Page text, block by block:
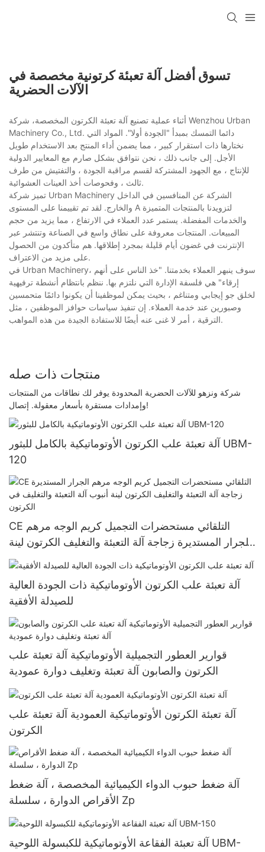
تسوق أفضل آلة تعبئة كرتونية مخصصة في
الآلات الحضرية
أثناء عملية تصنيع آلة تعبئة الكرتون المخصصة، شركة Wenzhou Urban
Machinery Co., Ltd. دائما التمسك بمبدأ "الجودة أولا". المواد التي
نختارها ذات استقرار كبير ، مما يضمن أداء المنتج بعد الاستخدام طويل
الأجل. إلى جانب ذلك ، نحن نتوافق بشكل صارم مع المعايير الدولية
للإنتاج ، مع الجهود المشتركة لقسم مراقبة الجودة ، والتفتيش من طرف
ثالث ، وفحوصات أخذ العينات العشوائية.
تميز شركة Urban Machinery الشركة عن المنافسين في الداخل
والخارج. لقد تم تقييمنا على المستوى A لتزويدنا بالمنتجات المتميزة
والخدمات المفضلة. يستمر عدد العملاء في الارتفاع ، مما يزيد من حجم
المبيعات. المنتجات معروفة على نطاق واسع في الصناعة وتنتشر عبر
الإنترنت في غضون أيام قليلة بمجرد إطلاقها. هم متأكدون من الحصول
على مزيد من الاعتراف.
في Urban Machinery، سوف ينبهر العملاء بخدمتنا. "خذ الناس على أنهم
إرقاء" هي فلسفة الإدارة التي نلتزم بها. ننظم بانتظام أنشطة ترفيهية
لخلق جو إيجابي ومتناغم ، بحيث يمكن لموظفينا أن يكونوا دائمًا متحمسين
وصبورين عند خدمة العملاء. إن تنفيذ سياسات حوافز الموظفين ، مثل
الترقية ، أمر لا غنى عنه أيضًا للاستفادة الجيدة من هذه المواهب.
منتجات ذات صله
شركة ونزهو للآلات الحضرية المحدودة يوفر لك نطاقات من المنتجات
وإمدادات مستقرة بأسعار معقولة. إتصال!
آلة تعبئة علب الكرتون الأوتوماتيكية بالكامل للبثور UBM-
120
CE التلقائي مستحضرات التجميل كريم الوجه مرهم
الجرار المستديرة زجاجة آلة التعبئة والتغليف الكرتون لينة
أنبوب آلة التعبئة والتغليف في الكرتون
آلة تعبئة علب الكرتون الأوتوماتيكية ذات الجودة العالية
للصيدلة الأفقية
قوارير العطور التجميلية الأوتوماتيكية آلة تعبئة علب
الكرتون والصابون آلة تعبئة وتغليف دوارة عمودية
آلة تعبئة الكرتون الأوتوماتيكية العمودية آلة تعبئة علب
الكرتون
آلة ضغط حبوب الدواء الكيميائية المخصصة ، آلة ضغط
الأقراص الدوارة ، سلسلة Zp
آلة تعبئة الفقاعة الأوتوماتيكية للكبسولة اللوحية UBM-